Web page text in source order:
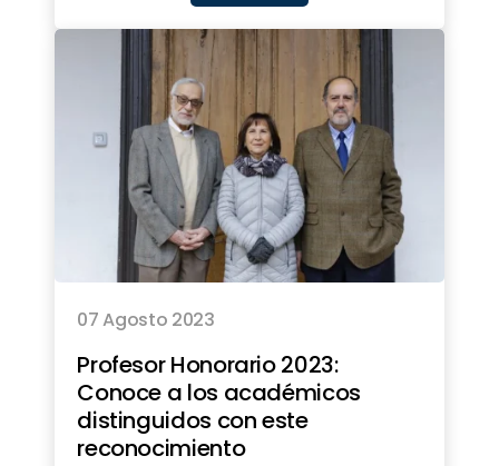
07 Agosto 2023
Profesor Honorario 2023:
Conoce a los académicos
distinguidos con este
reconocimiento